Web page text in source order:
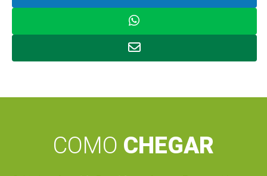
COMO CHEGAR